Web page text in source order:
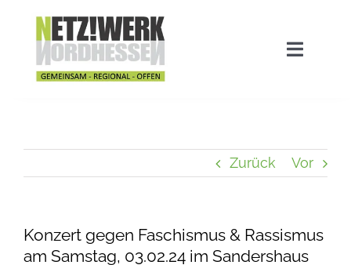
springen
Zurück Vor
Konzert gegen Faschismus & Rassismus
am Samstag, 03.02.24 im Sandershaus